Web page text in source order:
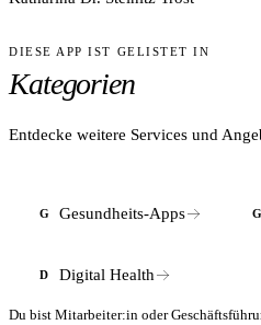
DIESE APP IST GELISTET IN
Kategorien
Entdecke weitere Services und
G Gesundheits-Apps G
D Digital Health
Du bist Mitarbeiter:in oder